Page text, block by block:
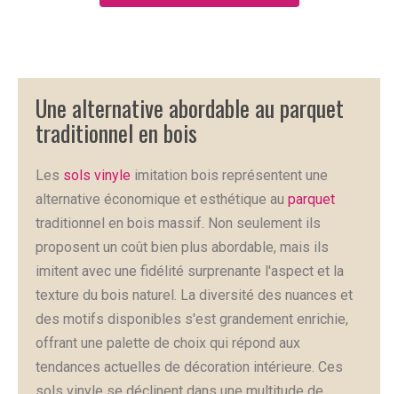
Une alternative abordable au parquet
traditionnel en bois
Les sols vinyle imitation bois représentent une
alternative économique et esthétique au parquet
traditionnel en bois massif. Non seulement ils
proposent un coût bien plus abordable, mais ils
imitent avec une fidélité surprenante l'aspect et la
texture du bois naturel. La diversité des nuances et
des motifs disponibles s'est grandement enrichie,
offrant une palette de choix qui répond aux
tendances actuelles de décoration intérieure. Ces
sols vinyle se déclinent dans une multitude de